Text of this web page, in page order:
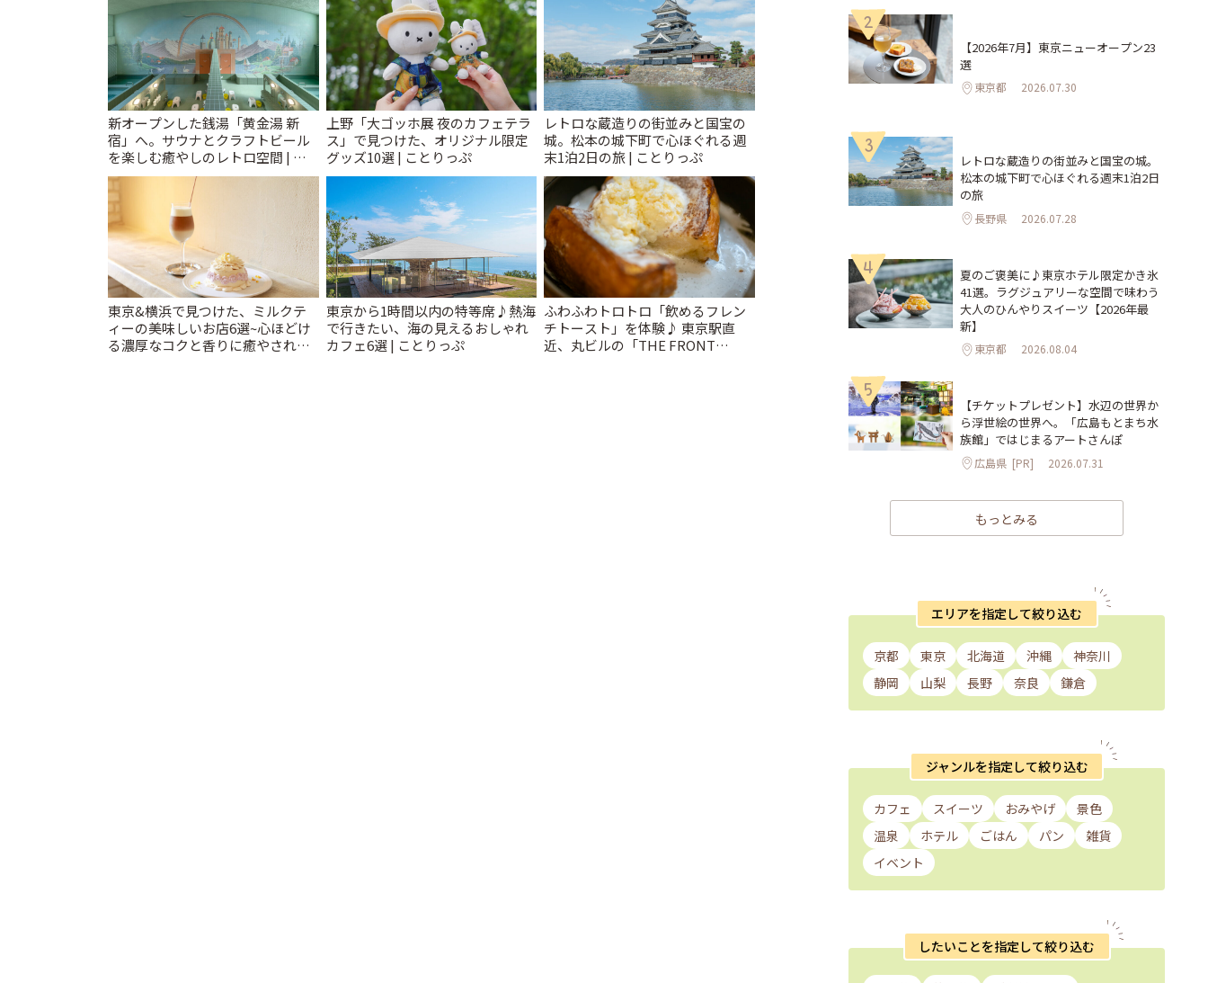
新オープンした銭湯「黄金湯 新
宿」へ。サウナとクラフトビール
を楽しむ癒やしのレトロ空間 | こ
とりっぷ
上野「大ゴッホ展 夜のカフェテラ
ス」で見つけた、オリジナル限定
グッズ10選 | ことりっぷ
レトロな蔵造りの街並みと国宝の
城。松本の城下町で心ほぐれる週
末1泊2日の旅 | ことりっぷ
東京&横浜で見つけた、ミルクテ
ィーの美味しいお店6選~心ほどけ
る濃厚なコクと香りに癒やされる
東京から1時間以内の特等席♪熱海
で行きたい、海の見えるおしゃれ
カフェ6選 | ことりっぷ
ふわふわトロトロ「飲めるフレン
チトースト」を体験♪ 東京駅直
近、丸ビルの「THE FRONT
2
【2026年7月】東京ニューオープン23
選
東京都 2026.07.30
3
レトロな蔵造りの街並みと国宝の城。
松本の城下町で心ほぐれる週末1泊2日
の旅
長野県 2026.07.28
4
夏のご褒美に♪東京ホテル限定かき氷
41選。ラグジュアリーな空間で味わう
大人のひんやりスイーツ【2026年最
新】
東京都 2026.08.04
5
【チケットプレゼント】水辺の世界か
ら浮世絵の世界へ。「広島もとまち水
族館」ではじまるアートさんぽ
広島県 [PR] 2026.07.31
もっとみる
エリアを指定して絞り込む
京都 東京 北海道 沖縄
神奈川
静岡
山梨 長野 奈良 鎌倉
ジャンルを指定して絞り込む
カフェ スイーツ おみやげ
景色
温泉
ホテル ごはん パン
雑貨
イベント
したいことを指定して絞り込む